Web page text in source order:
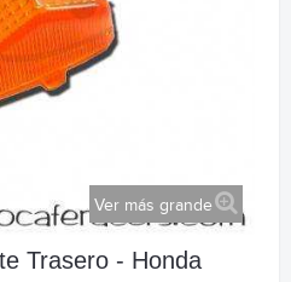
Ver más grande
Trasero - Honda